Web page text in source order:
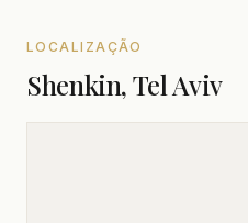
LOCALIZAÇÃO
Shenkin, Tel Aviv